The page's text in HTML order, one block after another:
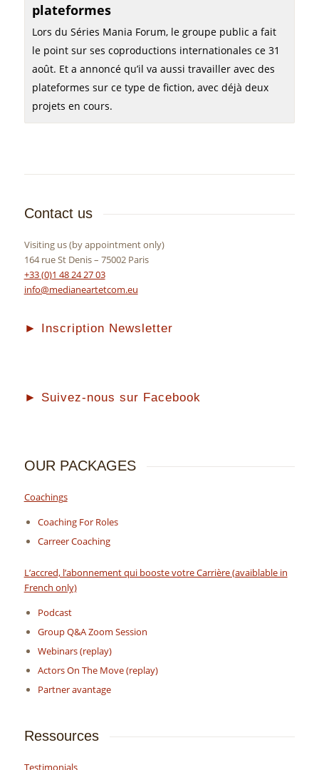
plateformes
Lors du Séries Mania Forum, le groupe public a fait
le point sur ses coproductions internationales ce 31
août. Et a annoncé qu’il va aussi travailler avec des
plateformes sur ce type de fiction, avec déjà deux
projets en cours.
Contact us
Visiting us (by appointment only)
164 rue St Denis – 75002 Paris
+33 (0)1 48 24 27 03
info@medianeartetcom.eu
► Inscription Newsletter
► Suivez-nous sur Facebook
OUR PACKAGES
Coachings
Coaching For Roles
Carreer Coaching
L’accred, l’abonnement qui booste votre Carrière (avaiblable in
French only)
Podcast
Group Q&A Zoom Session
Webinars (replay)
Actors On The Move (replay)
Partner avantage
Ressources
Testimonials